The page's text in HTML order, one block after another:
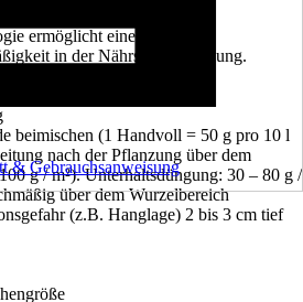
ermöglicht eine bislang
in der Nährstoffversorgung.
gut mit
versorgt
beimischen (1 Handvoll = 50 g pro 10 l
nach der Pflanzung über dem
g / m²). Unterhaltsdüngung: 30 – 80 g /
über dem Wurzelbereich
(z.B. Hanglage) 2 bis 3 cm tief
& Gebrauchsanweisung